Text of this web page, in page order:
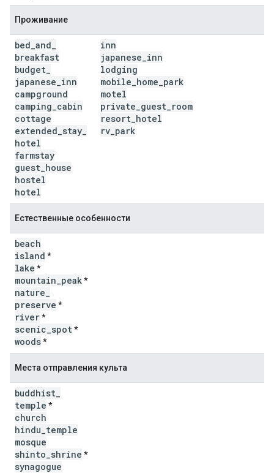
Проживание
bed and
breakfast
budget
japanese inn
campground
camping cabin
cottage
extended stay
hotel
farmstay
guest house
hostel
hotel
inn
japanese inn
lodging
mobile home park
motel
private guest room
resort hotel
rv park
Естественные особенности
beach
island *
lake *
mountain peak*
nature
preserve *
river*
scenic spot*
woods*
Места отправления культа
buddhist
temple *
church
hindu temple
mosque
shinto shrine *
synagogue